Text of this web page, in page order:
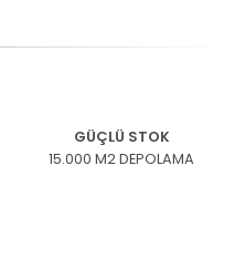
GÜÇLÜ STOK
15.000 M2 DEPOLAMA